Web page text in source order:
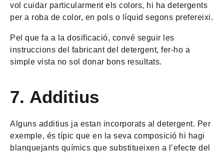
vol cuidar particularment els colors, hi ha detergents
per a roba de color, en pols o líquid segons prefereixi.
Pel que fa a la dosificació, convé seguir les
instruccions del fabricant del detergent, fer-ho a
simple vista no sol donar bons resultats.
7. Additius
Alguns additius ja estan incorporats al detergent. Per
exemple, és típic que en la seva composició hi hagi
blanquejants químics que substitueixen a l’efecte del